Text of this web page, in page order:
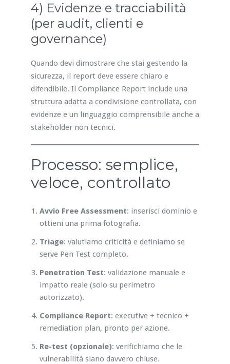
4) Evidenze e tracciabilità
(per audit, clienti e
governance)
Quando devi dimostrare che stai gestendo la
sicurezza, il report deve essere chiaro e
difendibile. Il Compliance Report include una
struttura adatta a condivisione controllata, con
evidenze e un linguaggio comprensibile anche a
stakeholder non tecnici.
Processo: semplice,
veloce, controllato
Avvio Free Assessment: inserisci dominio e
ottieni una prima fotografia.
Triage: valutiamo criticità e definiamo se
serve Pen Test completo.
Penetration Test: validazione manuale e
impatto reale (solo su perimetro
autorizzato).
Compliance Report: executive + tecnico +
remediation plan, pronto per azione.
Re-test (opzionale): verifichiamo che le
vulnerabilità siano davvero chiuse.